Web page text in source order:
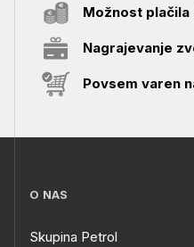
Možnost
Nagrajevanje
Povsem varen
O NAS
Skupina Petrol